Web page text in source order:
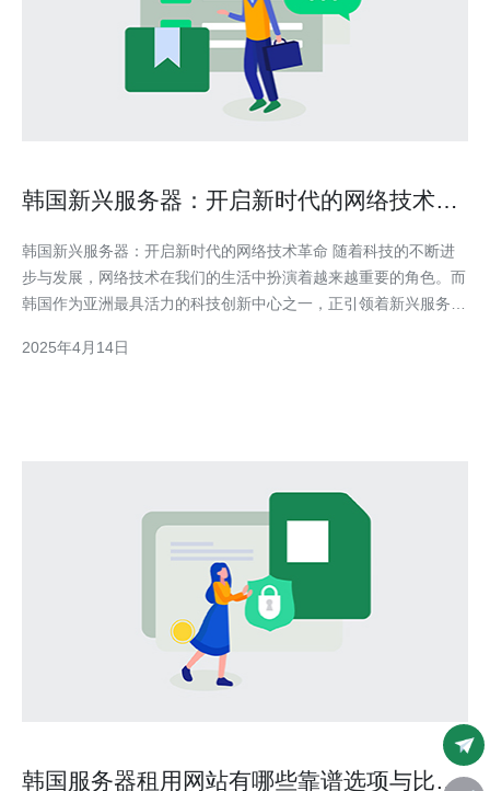
韩国新兴服务器：开启新时代的网络技术革
韩国新兴服务器：开启新时代的网络技术革命 随着科技的不断进
步与发展，网络技术在我们的生活中扮演着越来越重要的角色。而
韩国作为亚洲最具活力的科技创新中心之一，正引领着新兴服务器
联网普及率最高的国家之一，对网络技
2025年4月14日
韩国服务器租用网站有哪些靠谱选项与比较